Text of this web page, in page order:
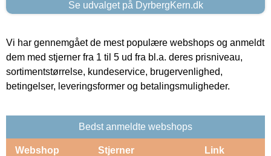
Se udvalget på DyrbergKern.dk
Vi har gennemgået de mest populære webshops og anmeldt
dem med stjerner fra 1 til 5 ud fra bl.a. deres prisniveau,
sortimentstørrelse, kundeservice, brugervenlighed,
betingelser, leveringsformer og betalingsmuligheder.
Bedst anmeldte webshops
Webshop Stjerner Link